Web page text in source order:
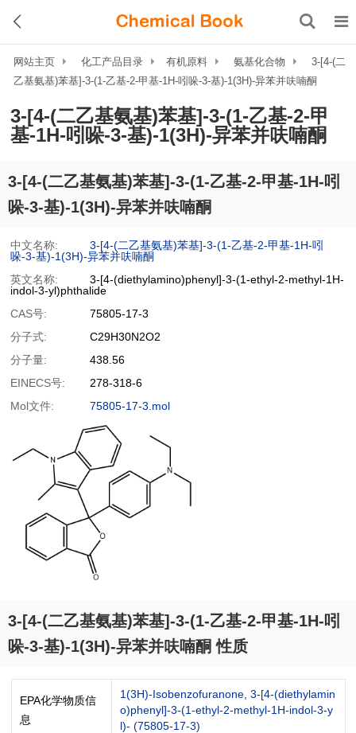
网站主页 化工产品目录 有机原料 氨基化合物
3-[4-(二
乙基氨基)苯基]-3-(1-乙基-2-甲基-1H-吲哚-3-基)-1(3H)-异苯并呋喃酮
3-[4-(二乙基氨基)苯基]-3-(1-乙基-2-甲
基-1H-吲哚-3-基)-1(3H)-异苯并呋喃酮
3-[4-(二乙基氨基)苯基]-3-(1-乙基-2-甲基-1H-吲
哚-3-基)-1(3H)-异苯并呋喃酮
中文名称:
3-[4-(二乙基氨基)苯基]-3-(1-乙基-2-甲基-1H-吲
哚-3-基)-1(3H)-异苯并呋喃酮
英文名称:
3-[4-(diethylamino)phenyl]-3-(1-ethyl-2-methyl-1H-
indol-3-yl)phthalide
CAS号:
75805-17-3
分子式:
C29H30N2O2
分子量:
438.56
EINECS号:
278-318-6
Mol文件:
75805-17-3.mol
3-[4-(二乙基氨基)苯基]-3-(1-乙基-2-甲基-1H-吲
哚-3-基)-1(3H)-异苯并呋喃酮 性质
EPA化学物质信
息
1(3H)-Isobenzofuranone, 3-[4-(diethylamin
o)phenyl]-3-(1-ethyl-2-methyl-1H-indol-3-y
l)- (75805-17-3)